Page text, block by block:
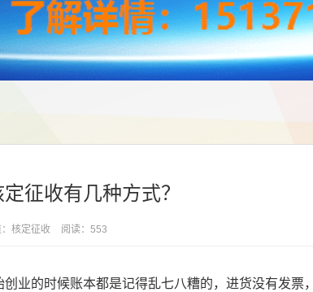
征收有几种方式？
核定征收 阅读：553
业的时候账本都是记得乱七八糟的，进货没有发票